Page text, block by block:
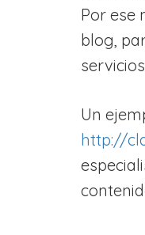
Por ese
blog,
Un
http://